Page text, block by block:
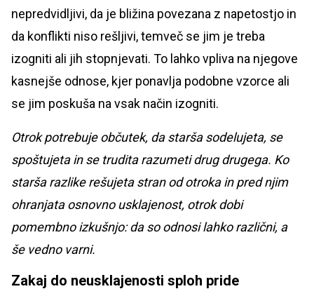
nepredvidljivi, da je bližina povezana z napetostjo in
da konflikti niso rešljivi, temveč se jim je treba
izogniti ali jih stopnjevati. To lahko vpliva na njegove
kasnejše odnose, kjer ponavlja podobne vzorce ali
se jim poskuša na vsak način izogniti.
Otrok potrebuje občutek, da starša sodelujeta, se
spoštujeta in se trudita razumeti drug drugega. Ko
starša razlike rešujeta stran od otroka in pred njim
ohranjata osnovno usklajenost, otrok dobi
pomembno izkušnjo: da so odnosi lahko različni, a
še vedno varni.
Zakaj do neusklajenosti sploh pride